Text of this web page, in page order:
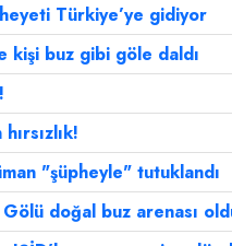
Türkiye’ye gidiyor
kişi buz gibi göle daldı
"şüpheyle" tutuklandı
Gölü doğal buz arenası